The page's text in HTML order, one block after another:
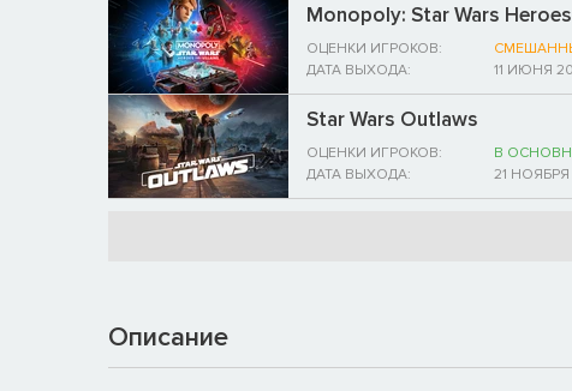
Monopoly: Star Wars
ОЦЕНКИ ИГРОКОВ:
ДАТА ВЫХОДА:
11 ИЮНЯ
Star Wars Outlaws
ОЦЕНКИ ИГРОКОВ:
В
ДАТА ВЫХОДА:
21 НОЯБРЯ
Описание